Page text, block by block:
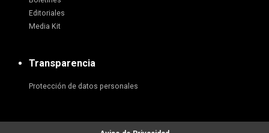
Editoriales
Media Kit
Transparencia
Protección de datos personales